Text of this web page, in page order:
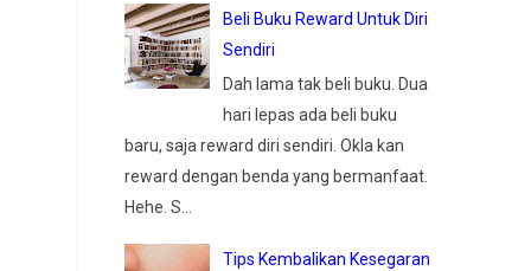
Beli Buku Reward Untuk Diri
Sendiri
Dah lama tak beli buku. Dua
hari lepas ada beli buku
baru, saja reward diri sendiri. Okla kan
reward dengan benda yang bermanfaat.
Hehe. S...
Tips Kembalikan Kesegaran